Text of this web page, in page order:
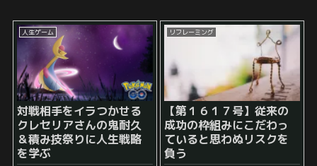
人生ゲーム
対戦相手をイラつかせる
クレセリアさんの鬼耐久
＆積み技祭りに人生戦略
を学ぶ
リフレーミング
【第１６１７号】従来の
成功の枠組みにこだわっ
ていると思わぬリスクを
負う